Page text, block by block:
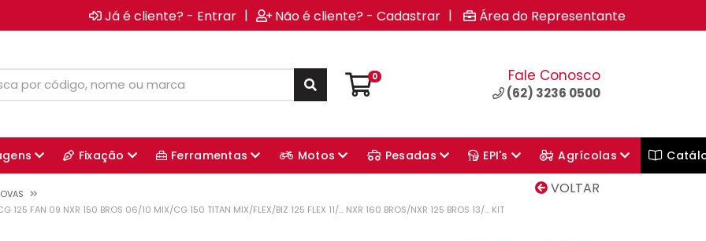
Já é cliente? - Entrar | Não é cliente? - Cadastrar | Área do Representante
0 Fale Conosco
(62) 3236 0500
Fixação Ferramentas Motos Pesadas EPI's Agrícolas
VOLTAR
125 FAN 09 NXR 150 BROS 06/10 MIX/CG 150 TITAN MIX/FLEX/BIZ 125 FLEX 11/... NXR 160 BROS/NXR 125 BROS 13/... KIT